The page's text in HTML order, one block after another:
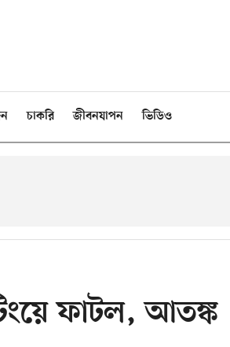
চাকরি জীবনযাপন ভিডিও
ফাটল, আতঙ্ক